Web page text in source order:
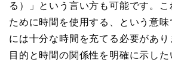
る）」という言い方も可能です。
ために時間を使用する、という意
には十分な時間を充てる必要があり
目的と時間の関係性を明確に示し